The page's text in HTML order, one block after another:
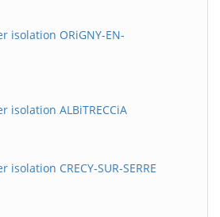
isolation ORiGNY-EN-
isolation ALBiTRECCiA
CRECY-SUR-SERRE